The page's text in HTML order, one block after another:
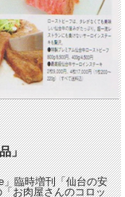
」
臨時増刊「仙台の安
お肉屋さんのコロッ